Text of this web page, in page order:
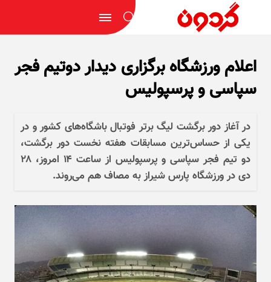
اعلام ورزشگاه برگزاری دیدار دوتیم فجر
سپاسی و پرسپولیس
در آغاز دور برگشت لیگ برتر فوتبال باشگاه‌های کشور و در
یکی از حساس‌ترین مسابقات هفته نخست دور برگشت،
دو تیم فجر سپاسی و پرسپولیس از ساعت ۱۴ امروز، ۲۸
دی در ورزشگاه پارس شیراز به مصاف هم می‌روند.